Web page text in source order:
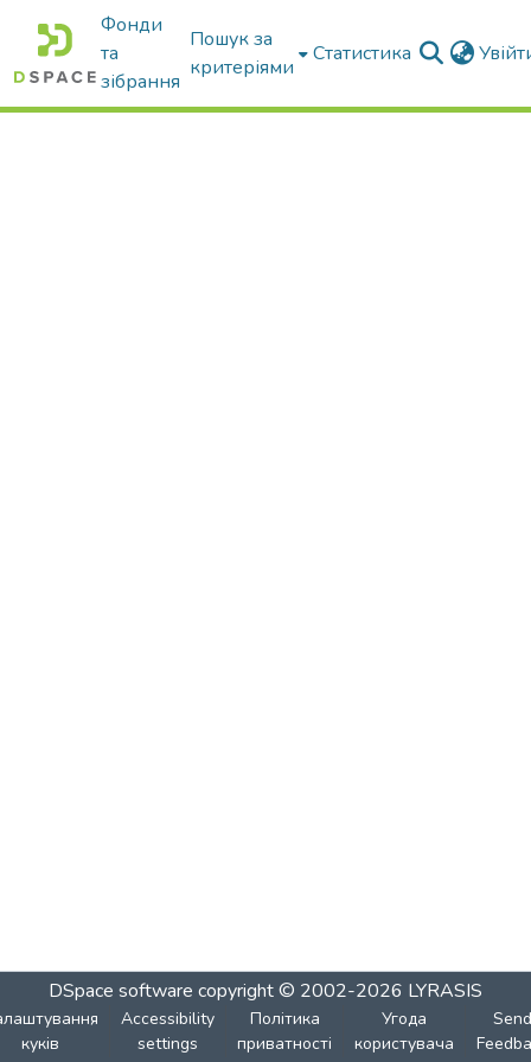
Фонди
та
зібрання
Пошук за
критеріями
Статистика
DSpace software copyright © 2002-2026 LYRASIS
куків
Accessibility
settings
Політика
приватності
Угода
користувача
Send